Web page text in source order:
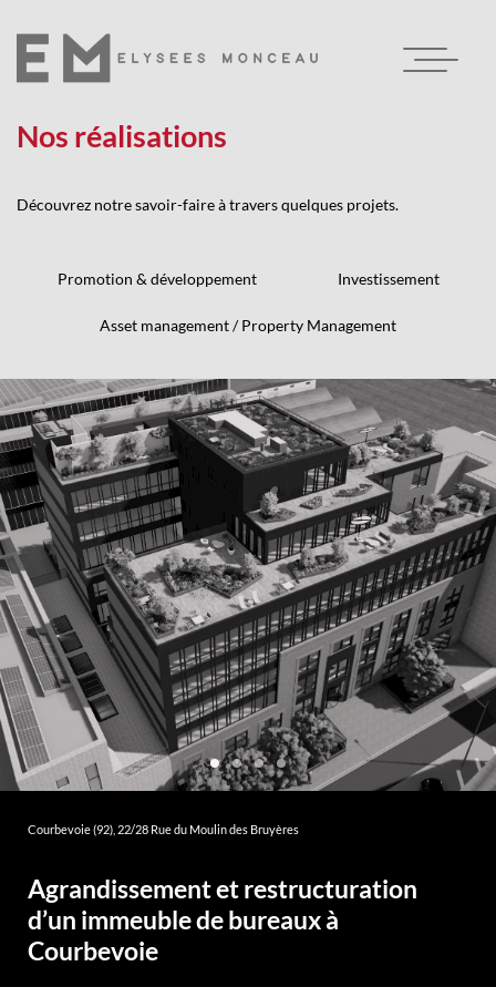
content
Nos réalisations
Découvrez notre savoir-faire à travers quelques projets.
Promotion & développement Investissement
Asset management / Property Management
Courbevoie (92), 22/28 Rue du Moulin des Bruyères
Agrandissement et restructuration
d’un immeuble de bureaux à
Courbevoie